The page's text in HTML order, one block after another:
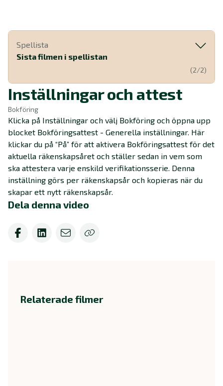
Spellista
Sista filmen i spellistan
(2/2)
Inställningar och attest
Bokföring
Klicka på Inställningar och välj Bokföring och öppna upp
blocket Bokföringsattest - Generella inställningar. Här
klickar du på “På” för att aktivera Bokföringsattest för det
aktuella räkenskapsåret och ställer sedan in vem som
ska attestera varje enskild verifikationsserie. Denna
inställning görs per räkenskapsår och kopieras när du
skapar ett nytt räkenskapsår.
Dela denna video
Relaterade filmer